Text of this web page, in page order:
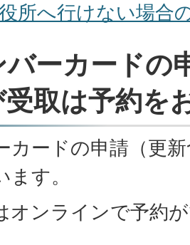
所へ行けない場合
ーカードの
取は予約を
カードの申請（更
す。
オンラインで予約